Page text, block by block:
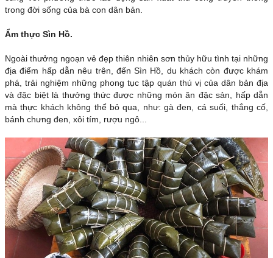
trong đời sống của bà con dân bản.
Ẩm thực Sìn Hồ.
Ngoài thưởng ngoạn vẻ đẹp thiên nhiên sơn thủy hữu tình tại những
địa điểm hấp dẫn nêu trên, đến Sìn Hồ, du khách còn được khám
phá, trải nghiệm những phong tục tập quán thú vị của dân bản địa
và đặc biệt là thưởng thức được những món ăn đặc sản, hấp dẫn
mà thực khách không thể bỏ qua, như: gà đen, cá suối, thắng cố,
bánh chưng đen, xôi tím, rượu ngô...